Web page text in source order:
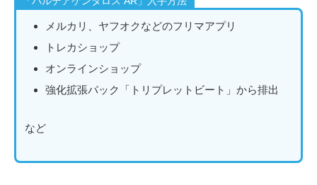
メルカリ、ヤフオクなどのフリマアプリ
トレカショップ
オンラインショップ
強化拡張パック「トリプレットビート」から排出
など